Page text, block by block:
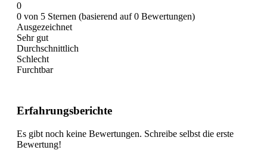
0
0 von 5 Sternen (basierend auf 0 Bewertungen)
Ausgezeichnet
Sehr gut
Durchschnittlich
Schlecht
Furchtbar
Erfahrungsberichte
Es gibt noch keine Bewertungen. Schreibe selbst die erste
Bewertung!